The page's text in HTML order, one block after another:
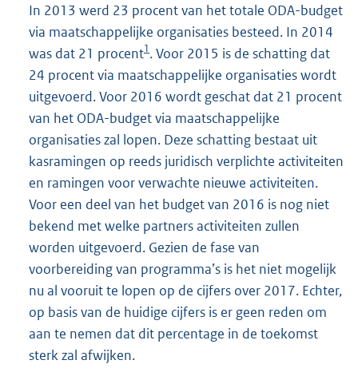
In 2013 werd 23 procent van het totale ODA-budget
via maatschappelijke organisaties besteed. In 2014
was dat 21 procent1. Voor 2015 is de schatting dat
24 procent via maatschappelijke organisaties wordt
uitgevoerd. Voor 2016 wordt geschat dat 21 procent
van het ODA-budget via maatschappelijke
organisaties zal lopen. Deze schatting bestaat uit
kasramingen op reeds juridisch verplichte activiteiten
en ramingen voor verwachte nieuwe activiteiten.
Voor een deel van het budget van 2016 is nog niet
bekend met welke partners activiteiten zullen
worden uitgevoerd. Gezien de fase van
voorbereiding van programma’s is het niet mogelijk
nu al vooruit te lopen op de cijfers over 2017. Echter,
op basis van de huidige cijfers is er geen reden om
aan te nemen dat dit percentage in de toekomst
sterk zal afwijken.